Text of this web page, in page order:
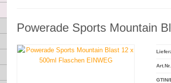
Powerade Sports Mountain
GTIN/